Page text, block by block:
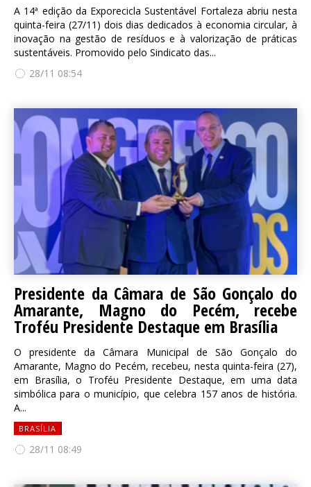
A 14ª edição da Exporecicla Sustentável Fortaleza abriu nesta
quinta-feira (27/11) dois dias dedicados à economia circular, à
inovação na gestão de resíduos e à valorização de práticas
sustentáveis. Promovido pelo Sindicato das...
28/11 08:54
Presidente da Câmara de São Gonçalo do
Amarante, Magno do Pecém, recebe
Troféu Presidente Destaque em Brasília
O presidente da Câmara Municipal de São Gonçalo do
Amarante, Magno do Pecém, recebeu, nesta quinta-feira (27),
em Brasília, o Troféu Presidente Destaque, em uma data
simbólica para o município, que celebra 157 anos de história.
A...
BRASÍLIA
28/11 08:49